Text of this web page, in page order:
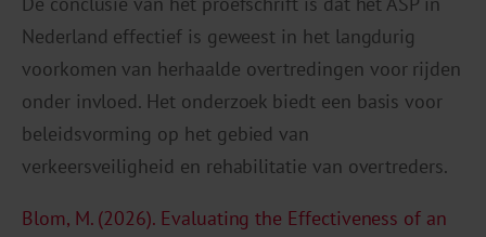
Nederland effectief is geweest in het langdurig
voorkomen van herhaalde overtredingen voor rijden
onder invloed. Het onderzoek biedt een basis voor
beleidsvorming op het gebied van
verkeersveiligheid en rehabilitatie van overtreders.
Blom, M. (2026). Evaluating the Effectiveness of an